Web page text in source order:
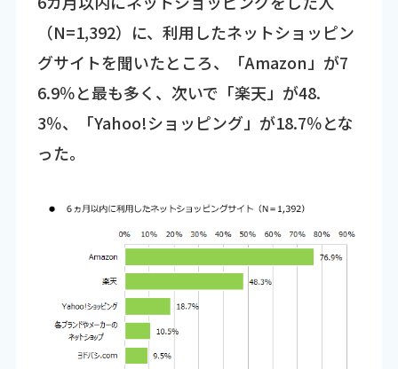
（N=1,392）に、利用したネットショッピン
グサイトを聞いたところ、「Amazon」が7
6.9％と最も多く、次いで「楽天」が48.
3％、「Yahoo!ショッピング」が18.7％とな
った。